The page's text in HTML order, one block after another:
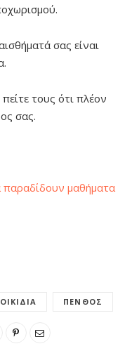
σας είναι
τους ότι πλέον
σας.
μαθήματα
ΠΈΝΘΟΣ